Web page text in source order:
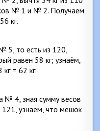
№ 1 и № 2. Получаем
кг.
5, то есть из 120,
равен 58 кг; узнаём,
= 62 кг.
№ 4, зная сумму весов
узнаём, что мешок